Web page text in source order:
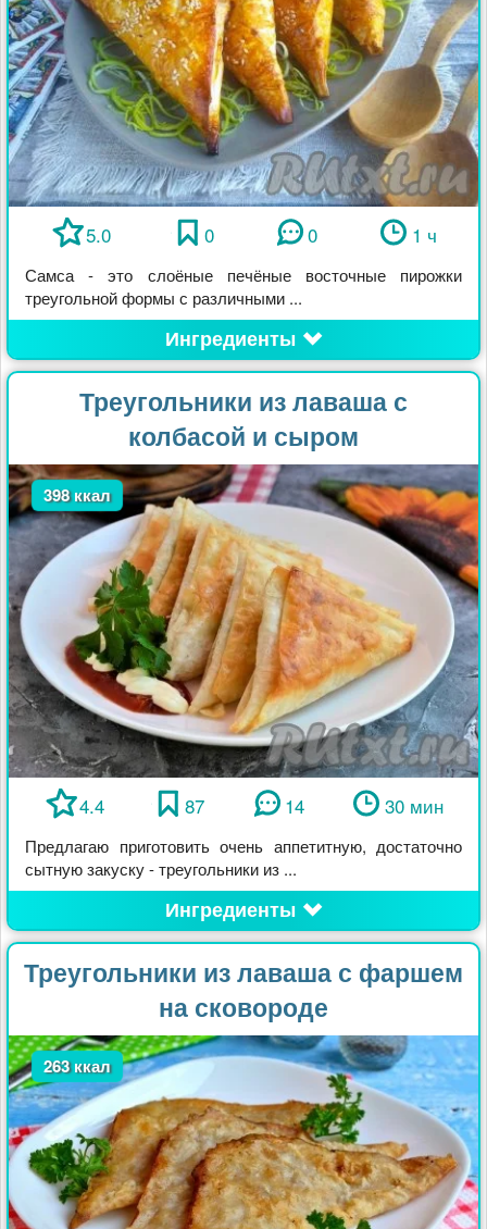
5.0 0 0 1 ч
Самса - это слоёные печёные восточные пирожки
треугольной формы с различными ...
Ингредиенты
Треугольники из лаваша с
колбасой и сыром
398 ккал
4.4 87 14 30 мин
Предлагаю приготовить очень аппетитную, достаточно
сытную закуску - треугольники из ...
Ингредиенты
Треугольники из лаваша с фаршем
на сковороде
263 ккал